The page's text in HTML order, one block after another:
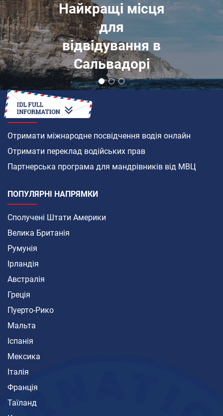
Найкращі місця
для
відвідування в
Сальвадорі
ЯК
Отримати міжнародне посвідчення водія онлайн
Отримати переклад водійських прав
Партнерська програма для мандрівників від МВЦ
ПОПУЛЯРНІ НАПРЯМКИ
Сполучені Штати Америки
Велика Британія
Румунія
Ірландія
Австралія
Греція
Пуерто-Рико
Мальта
Іспанія
Мексика
Італія
Франція
Таїланд